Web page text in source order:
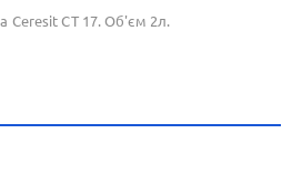
Ceresit CT 17. Об'єм 2л.